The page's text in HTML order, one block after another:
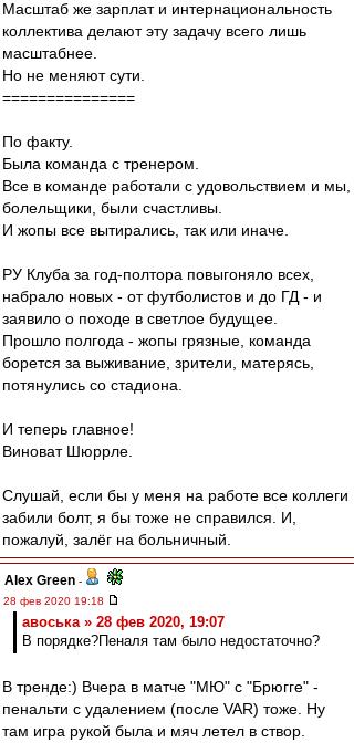
Масштаб же зарплат и интернациональность
коллектива делают эту задачу всего лишь
масштабнее.
Но не меняют сути.
===============
По факту.
Была команда с тренером.
Все в команде работали с удовольствием и мы,
болельщики, были счастливы.
И жопы все вытирались, так или иначе.
РУ Клуба за год-полтора повыгоняло всех,
набрало новых - от футболистов и до ГД - и
заявило о походе в светлое будущее.
Прошло полгода - жопы грязные, команда
борется за выживание, зрители, матерясь,
потянулись со стадиона.
И теперь главное!
Виноват Шюррле.
Слушай, если бы у меня на работе все коллеги
забили болт, я бы тоже не справился. И,
пожалуй, залёг на больничный.
Alex Green -
28 фев 2020 19:18
авоська » 28 фев 2020, 19:07
В порядке?Пеналя там было недостаточно?
В тренде:) Вчера в матче "МЮ" c "Брюгге" -
пенальти с удалением (после VAR) тоже. Ну
там игра рукой была и мяч летел в створ.